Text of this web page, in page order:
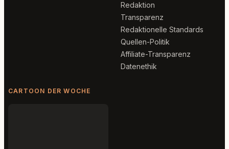
Redaktion
Transparenz
Redaktionelle Standards
Quellen-Politik
Affiliate-Transparenz
Datenethik
CARTOON DER WOCHE